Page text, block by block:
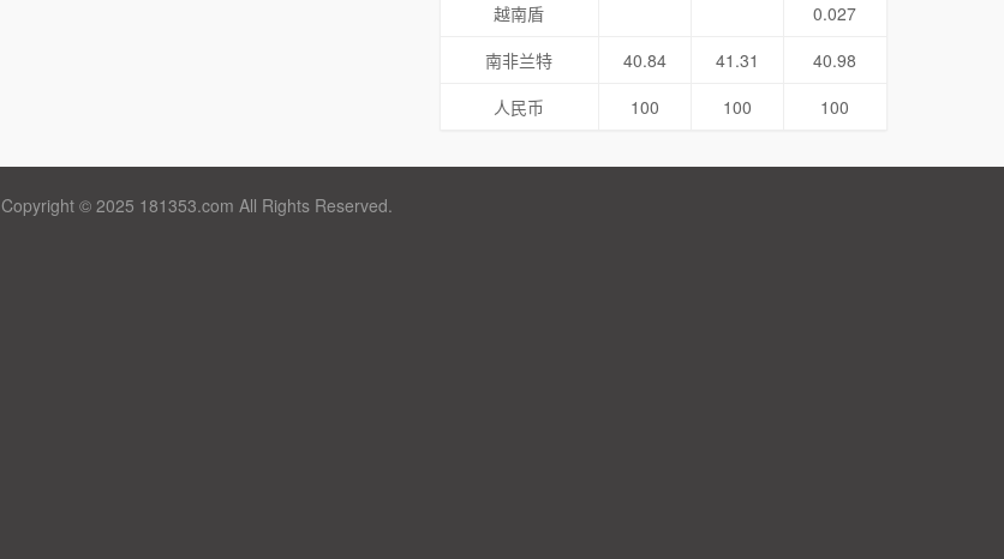
越南盾
0.027
南非兰特
40.84 41.31
40.98
人民币
100 100 100
Copyright © 2025 181353.com All Rights Reserved.